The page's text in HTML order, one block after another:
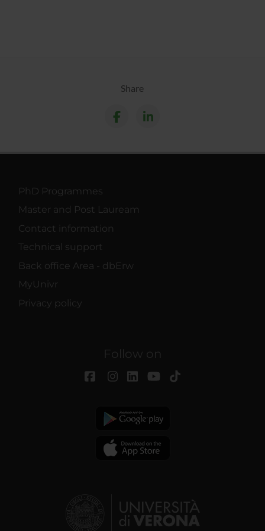
Share
PhD Programmes
Master and Post Lauream
Contact information
Technical support
Back office Area - dbErw
MyUnivr
Privacy policy
Follow on